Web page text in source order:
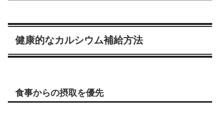
健康的なカルシウム補給方法
食事からの摂取を優先